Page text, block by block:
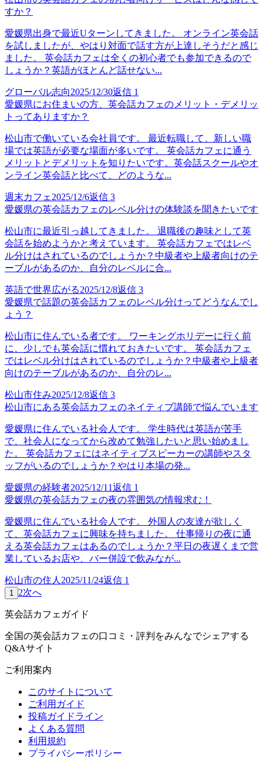
すか？
愛媛県出身で最近Uターンしてきました。 オンライン英会話
を試しましたが、やはり対面で話す方が上達しそうだと感じ
ました。 英会話カフェは全くの初心者でも参加できるので
しょうか？英語がほとんど話せない...
グローバル志向2025/12/30返信 1
愛媛県にお住まいの方、英会話カフェのメリット・デメリッ
トってありますか？
松山市で働いている会社員です。 最近転職して、新しい職
場では英語が必要な場面が多いです。 英会話カフェに通う
メリットとデメリットを知りたいです。英会話スクールやオ
ンライン英会話と比べて、どのような...
週末カフェ 2025/12/6返信 3
愛媛県の英会話カフェのレベル分けの体験談を聞きたいです
松山市に最近引っ越してきました。 退職後の趣味として英
会話を始めようかと考えています。 英会話カフェではレベ
ル分けはされているのでしょうか？中級者や上級者向けのテ
ーブルがあるのか、自分のレベルに合...
英語で世界広がる2025/12/8返信 3
愛媛県で話題の英会話カフェのレベル分けってどうなんでし
ょう？
松山市に住んでいる者です。 ワーキングホリデーに行く前
に、少しでも英会話に慣れておきたいです。 英会話カフェ
ではレベル分けはされているのでしょうか？中級者や上級者
向けのテーブルがあるのか、自分のレ...
松山市住み2025/12/8返信 3
松山市にある英会話カフェのネイティブ講師で悩んでいます
愛媛県に住んでいる社会人です。 学生時代は英語が苦手
で、社会人になってから改めて勉強したいと思い始めまし
た。 英会話カフェにはネイティブスピーカーの講師やスタ
ッフがいるのでしょうか？やはり本場の発...
愛媛県の経験者2025/12/11返信 1
愛媛県の英会話カフェの夜の雰囲気の情報求む！
愛媛県に住んでいる社会人です。 外国人の友達が欲しく
て、英会話カフェに興味を持ちました。 仕事帰りの夜に通
える英会話カフェはあるのでしょうか？平日の夜遅くまで営
業しているお店や、バー併設で飲みなが...
松山市の住人 2025/11/24返信 1
1 2次へ
英会話カフェガイド
全国の英会話カフェの口コミ・評判をみんなでシェアする
Q&Aサイト
ご利用案内
このサイトについて
ご利用ガイド
投稿ガイドライン
よくある質問
利用規約
プライバシーポリシー